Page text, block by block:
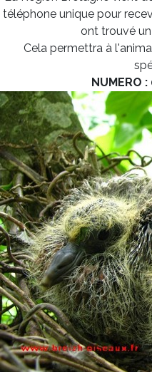
téléphone unique pour
ont trouvé
Cela permettra à
NUMERO